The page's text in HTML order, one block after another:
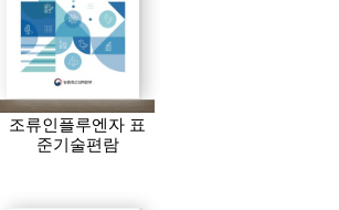
조류인플루엔자 표
준기술편람